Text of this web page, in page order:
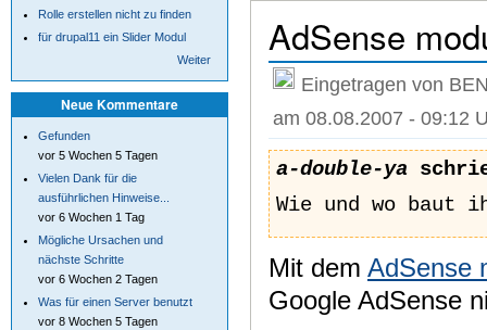
AdSense
Eingetragen von
am 08.08.2007 - 09:12
a-double-ya
Wie und wo baut
Mit dem AdSense
Google AdSense
Rolle erstellen nicht zu finden
für drupal11 ein Slider Modul
Weiter
Neue Kommentare
Gefunden
vor 5 Wochen 5 Tagen
Vielen Dank für die
ausführlichen Hinweise...
vor 6 Wochen 1 Tag
Mögliche Ursachen und
nächste Schritte
vor 6 Wochen 2 Tagen
Was für einen Server benutzt
vor 8 Wochen 5 Tagen